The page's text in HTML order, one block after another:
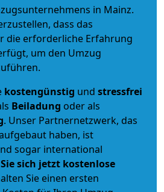
in Mainz.
dass das
die erforderliche Erfahrung
um den Umzug
kostengünstig und stressfrei
Beiladung oder als
. Unser Partnernetzwerk, das
haben, ist
sogar international
sich jetzt kostenlose
Sie einen ersten